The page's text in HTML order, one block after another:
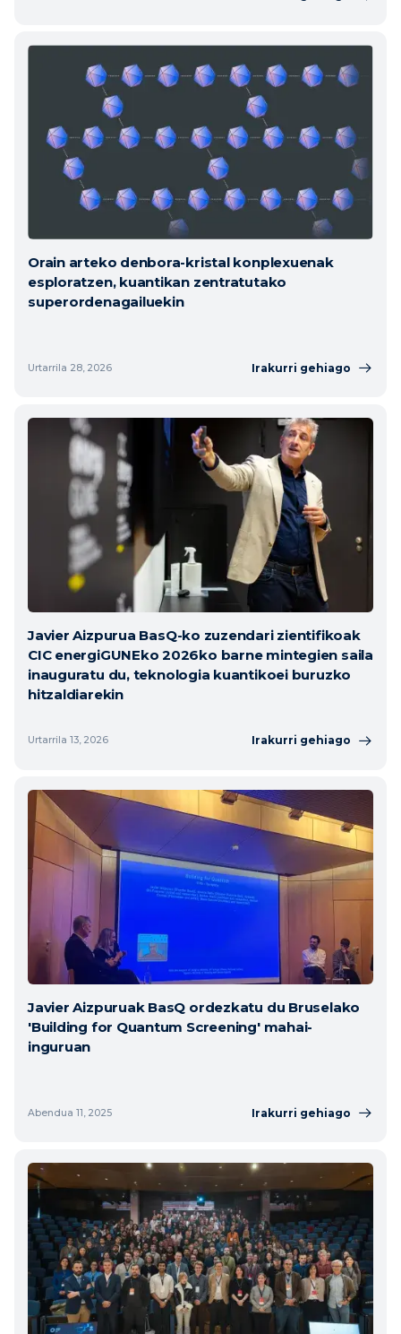
Orain arteko denbora-kristal konplexuenak
esploratzen, kuantikan zentratutako
superordenagailuekin
Urtarrila 28, 2026 Irakurri gehiago
Javier Aizpurua BasQ-ko zuzendari zientifikoak
CIC energiGUNEko 2026ko barne mintegien saila
inauguratu du, teknologia kuantikoei buruzko
hitzaldiarekin
Urtarrila 13, 2026 Irakurri gehiago
Javier Aizpuruak BasQ ordezkatu du Bruselako
'Building for Quantum Screening' mahai-
inguruan
Abendua 11, 2025 Irakurri gehiago